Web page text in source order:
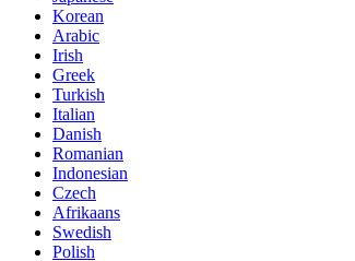
Korean
Arabic
Irish
Greek
Turkish
Italian
Danish
Romanian
Indonesian
Czech
Afrikaans
Swedish
Polish